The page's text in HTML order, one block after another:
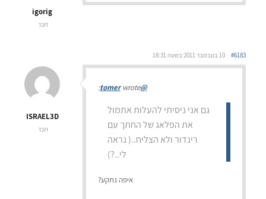
igorig
חבר
10 בנובמבר 2011 בשעה 18:31 #6183
ISRAEL3D
חבר
@tomer
wrote:
גם אני ניסיתי להעלות אתמול
את הפלאג של החתך עם
רינדור ולא הצליח..( נראה
לי..?)
איפה נתקע?